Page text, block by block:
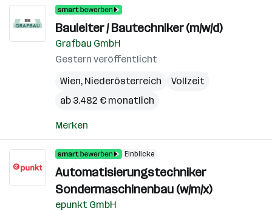
Bauleiter / Bautechniker (m/w/d)
Grafbau GmbH
Gestern veröffentlicht
Wien, Niederösterreich
Vollzeit
ab 3.482 € monatlich
Merken
Einblicke
Automatisierungstechniker
Sondermaschinenbau (w/m/x)
epunkt GmbH